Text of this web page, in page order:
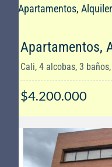
Apartamentos,
Cali, 4 alcobas, 3
$4.200.000